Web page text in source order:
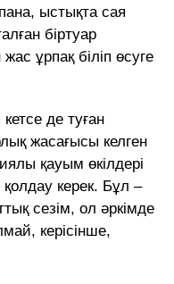
ыстықта сая
біртуар
ұрпақ біліп өсуге
де туған
жасағысы келген
қауым өкілдері
керек. Бұл –
сезім, ол әркімде
керісінше,